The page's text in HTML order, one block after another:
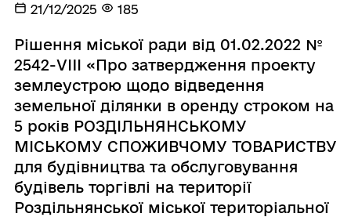
21/12/2025 185
Рішення міської ради від 01.02.2022 №
2542-VIII «Про затвердження проекту
землеустрою щодо відведення
земельної ділянки в оренду строком на
5 років РОЗДІЛЬНЯНСЬКОМУ
МІСЬКОМУ СПОЖИВЧОМУ ТОВАРИСТВУ
для будівництва та обслуговування
будівель торгівлі на території
Роздільнянської міської територіальної